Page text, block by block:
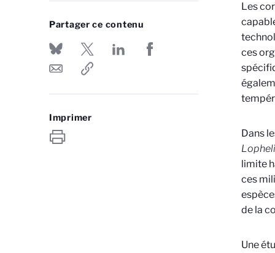
Partager ce contenu
Imprimer
Les
ces
Dans
limite
ces
de la
Une